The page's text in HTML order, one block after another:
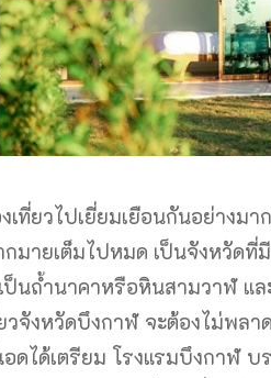
ที่ยวไปเยี่ยมเยือนกันอย่างมา
ายเต็มไปหมด เป็นจังหวัดที่มี
นถ้ำนาคาหรือหินสามวาฬ แ
วจังหวัดบึงกาฬ จะต้องไม่พล
ได้เตรียม โรงแรมบึงกาฬ บ